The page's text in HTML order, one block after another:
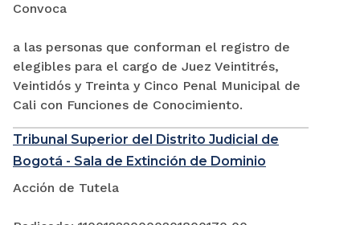
Convoca
a las personas que conforman el registro de
elegibles para el cargo de Juez Veintitrés,
Veintidós y Treinta y Cinco Penal Municipal de
Cali con Funciones de Conocimiento.
Tribunal Superior del Distrito Judicial de
Bogotá - Sala de Extinción de Dominio
Acción de Tutela